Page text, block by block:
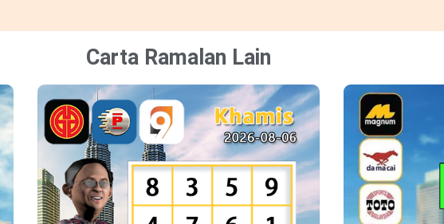
Carta Ramalan Lain